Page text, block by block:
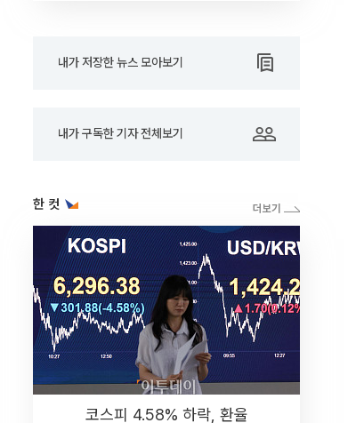
내가 저장한 뉴스 모아보기
내가 구독한 기자 전체보기
한 컷
코스피 4.58% 하락, 환율